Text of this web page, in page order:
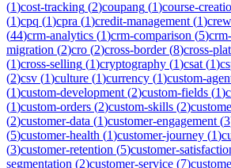
(1)cost-tracking (2)coupang (1)course-
(1)cpq (1)cpra (1)credit-management (1)
(44)crm-analytics (1)crm-comparison (5)
migration (2)cro (2)cross-border(8)cross-
(1)cross-selling (1)cryptography (1)csat (1)
(2)csv (1)culture (1)currency (1)custom-
(1)custom-development (2)custom-fields (1)
(1)custom-orders (2)custom-skills (2)
(2)customer-data (1)customer-engagement (3
(5)customer-health (1)customer-journey (1)
(3)customer-retention (5)customer-
segmentation (2)customer-service (7)